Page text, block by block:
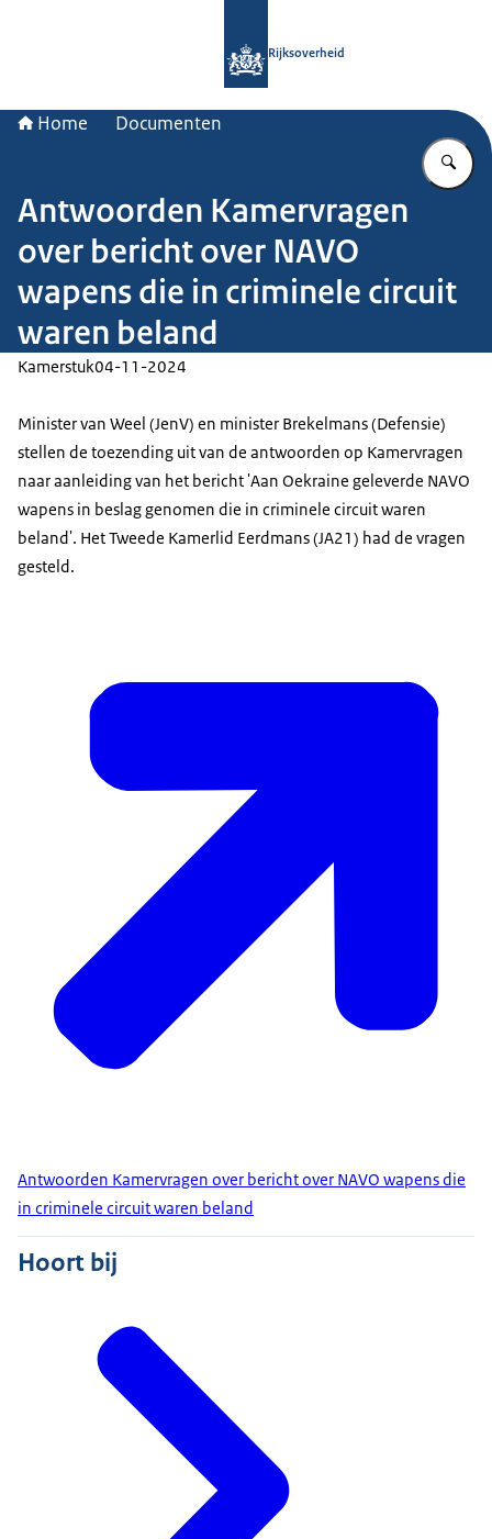
Rijksoverheid
Home Documenten
Antwoorden Kamervragen
over bericht over NAVO
wapens die in criminele circuit
waren beland
Kamerstuk04-11-2024
Minister van Weel (JenV) en minister Brekelmans (Defensie)
stellen de toezending uit van de antwoorden op Kamervragen
naar aanleiding van het bericht 'Aan Oekraine geleverde NAVO
wapens in beslag genomen die in criminele circuit waren
beland'. Het Tweede Kamerlid Eerdmans (JA21) had de vragen
gesteld.
Antwoorden Kamervragen over bericht over NAVO wapens die
in criminele circuit waren beland
Hoort bij